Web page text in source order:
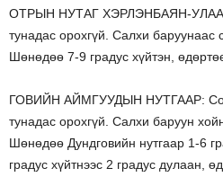
ОТРЫН НУТАГ ХЭРЛЭНБАЯН-
тунадас орохгүй. Салхи баруунаас
Шөнөдөө 7-9 градус хүйтэн,
ГОВИЙН АЙМГУУДЫН НУТГААР:
тунадас орохгүй. Салхи баруун
Шөнөдөө Дундговийн нутгаар 1-6
градус хүйтнээс 2 градус дулаан,